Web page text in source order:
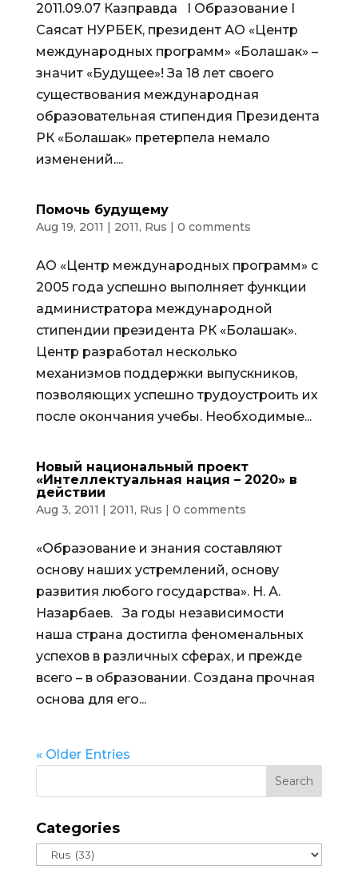
2011.09.07 Казправда I Образование I
Саясат НУРБЕК, президент АО «Центр
международных программ» «Болашак» –
значит «Будущее»! За 18 лет своего
существования международная
образовательная стипендия Президента
РК «Болашак» претерпела немало
изменений....
Помочь будущему
Aug 19, 2011 | 2011, Rus | 0 comments
АО «Центр международных программ» с
2005 года успешно выполняет функции
администратора международной
стипендии президента РК «Болашак».
Центр разработал несколько
механизмов поддержки выпускников,
позволяющих успешно трудоустроить их
после окончания учебы. Необходимые...
Новый национальный проект
«Интеллектуальная нация – 2020» в
действии
Aug 3, 2011 | 2011, Rus | 0 comments
«Образование и знания составляют
основу наших устремлений, основу
развития любого государства». Н. А.
Назарбаев. За годы независимости
наша страна достигла феноменальных
успехов в различных сферах, и прежде
всего – в образовании. Создана прочная
основа для его...
« Older Entries
Categories
Categories